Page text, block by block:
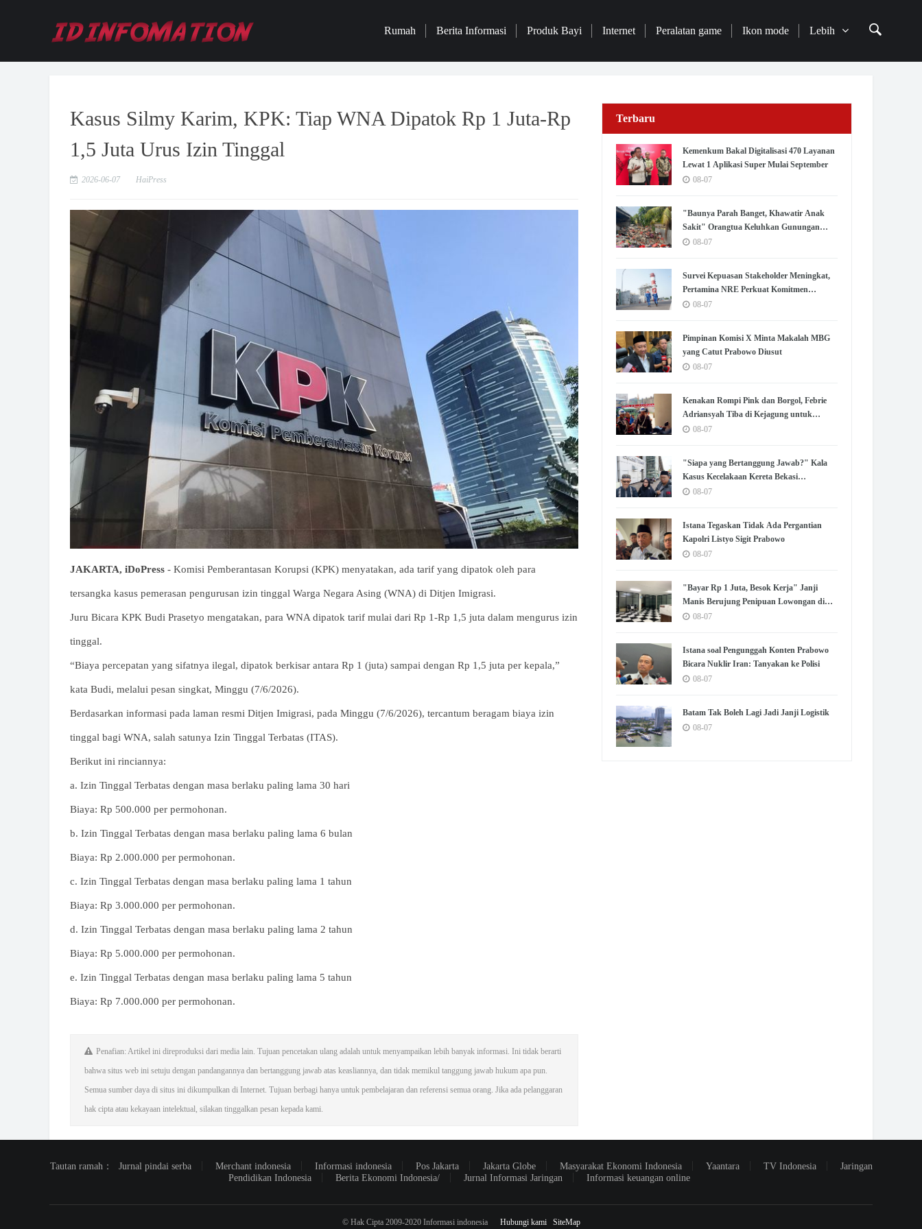
Rumah Berita Informasi Produk Bayi Internet Peralatan game Ikon mode Lebih
Kasus Silmy Karim, KPK: Tiap WNA Dipatok Rp 1 Juta-Rp
1,5 Juta Urus Izin Tinggal
2026-06-07 HaiPress
JAKARTA, iDoPress - Komisi Pemberantasan Korupsi (KPK) menyatakan, ada tarif yang dipatok oleh para
tersangka kasus pemerasan pengurusan izin tinggal Warga Negara Asing (WNA) di Ditjen Imigrasi.
Juru Bicara KPK Budi Prasetyo mengatakan, para WNA dipatok tarif mulai dari Rp 1-Rp 1,5 juta dalam mengurus izin
tinggal.
“Biaya percepatan yang sifatnya ilegal, dipatok berkisar antara Rp 1 (juta) sampai dengan Rp 1,5 juta per kepala,”
kata Budi, melalui pesan singkat, Minggu (7/6/2026).
Berdasarkan informasi pada laman resmi Ditjen Imigrasi, pada Minggu (7/6/2026), tercantum beragam biaya izin
tinggal bagi WNA, salah satunya Izin Tinggal Terbatas (ITAS).
Berikut ini rinciannya:
a. Izin Tinggal Terbatas dengan masa berlaku paling lama 30 hari
Biaya: Rp 500.000 per permohonan.
b. Izin Tinggal Terbatas dengan masa berlaku paling lama 6 bulan
Biaya: Rp 2.000.000 per permohonan.
c. Izin Tinggal Terbatas dengan masa berlaku paling lama 1 tahun
Biaya: Rp 3.000.000 per permohonan.
d. Izin Tinggal Terbatas dengan masa berlaku paling lama 2 tahun
Biaya: Rp 5.000.000 per permohonan.
e. Izin Tinggal Terbatas dengan masa berlaku paling lama 5 tahun
Biaya: Rp 7.000.000 per permohonan.
Penafian: Artikel ini direproduksi dari media lain. Tujuan pencetakan ulang adalah untuk menyampaikan lebih banyak informasi. Ini tidak berarti
bahwa situs web ini setuju dengan pandangannya dan bertanggung jawab atas keasliannya, dan tidak memikul tanggung jawab hukum apa pun.
Semua sumber daya di situs ini dikumpulkan di Internet. Tujuan berbagi hanya untuk pembelajaran dan referensi semua orang. Jika ada pelanggaran
hak cipta atau kekayaan intelektual, silakan tinggalkan pesan kepada kami.
Terbaru
Kemenkum Bakal Digitalisasi 470 Layanan
Lewat 1 Aplikasi Super Mulai September
08-07
"Baunya Parah Banget, Khawatir Anak
Sakit" Orangtua Keluhkan Gunungan
Sampah di SDN Kedaung Kali Angke
08-07
Survei Kepuasan Stakeholder Meningkat,
Pertamina NRE Perkuat Komitmen
Mewujudkan Transisi Energi
08-07
Pimpinan Komisi X Minta Makalah MBG
yang Catut Prabowo Diusut
08-07
Kenakan Rompi Pink dan Borgol, Febrie
Adriansyah Tiba di Kejagung untuk
Diperiksa
08-07
"Siapa yang Bertanggung Jawab?" Kala
Kasus Kecelakaan Kereta Bekasi
Menggantung 100 Hari
08-07
Istana Tegaskan Tidak Ada Pergantian
Kapolri Listyo Sigit Prabowo
08-07
"Bayar Rp 1 Juta, Besok Kerja" Janji
Manis Berujung Penipuan Lowongan di
Jatinegara Jaktim
08-07
Istana soal Pengunggah Konten Prabowo
Bicara Nuklir Iran: Tanyakan ke Polisi
08-07
Batam Tak Boleh Lagi Jadi Janji Logistik
08-07
Tautan ramah： Jurnal pindai serba Merchant indonesia Informasi indonesia Pos Jakarta Jakarta Globe Masyarakat Ekonomi Indonesia Yaantara TV Indonesia
Jaringan
Pendidikan Indonesia
Berita Ekonomi Indonesia/ Jurnal Informasi Jaringan Informasi keuangan online
© Hak Cipta 2009-2020 Informasi indonesia Hubungi kami SiteMap